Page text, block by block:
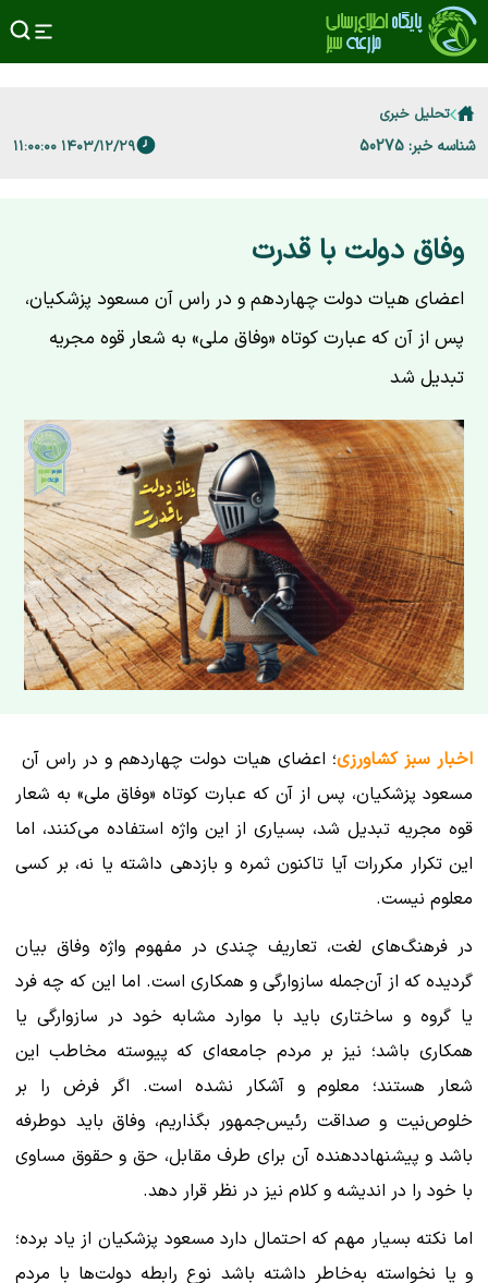
تحلیل خبری
شناسه خبر: 50275 ۱۴۰۳/۱۲/۲۹ ۱۱:۰۰:۰۰
وفاق دولت با قدرت
اعضای هیات دولت چهاردهم و در راس آن‌‌ مسعود پزشکیان،
پس از آن که عبارت کوتاه «وفاق ملی» به شعار قوه مجریه
تبدیل شد
اخبار سبز کشاورزی؛ اعضای هیات دولت چهاردهم و در راس آن‌‌
مسعود پزشکیان، پس از آن که عبارت کوتاه «وفاق ملی» به شعار
قوه مجریه تبدیل شد، بسیاری از این واژه استفاده می‌کنند، اما
این تکرار مکررات آیا تاکنون ثمره و بازدهی داشته یا نه، بر کسی
معلوم نیست.
در فرهنگ‌های لغت، تعاریف چندی در مفهوم واژه وفاق بیان
گردیده که از آن‌جمله ‌سازوارگی و همکاری است. اما این که چه فرد
یا گروه و ساختاری باید با موارد مشابه خود در سازوارگی یا
همکاری باشد؛ نیز بر مردم جامعه‌ای که پیوسته مخاطب این
شعار هستند؛ معلوم و آشکار نشده است. اگر فرض را بر
خلوص‌نیت و صداقت رئیس‌جمهور بگذاریم، وفاق باید دوطرفه
باشد و پیشنهاددهنده آن برای طرف مقابل، حق و حقوق مساوی
با خود را در اندیشه و کلام نیز در نظر قرار دهد.
اما نکته بسیار مهم که احتمال دارد مسعود پزشکیان از یاد برده؛
و یا نخواسته به‌خاطر داشته باشد نوع رابطه دولت‌ها با مردم